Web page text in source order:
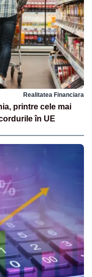
Realitatea Financiara
printre cele mai
în UE